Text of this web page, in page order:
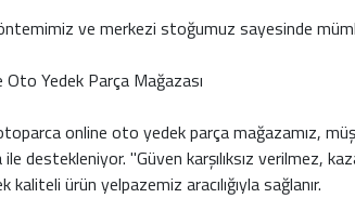
ve merkezi stoğumuz sayesinde
Yedek Parça Mağazası
online oto yedek parça mağazamız,
destekleniyor. "Güven karşılıksız verilmez,
ürün yelpazemiz aracılığıyla sağlanır.